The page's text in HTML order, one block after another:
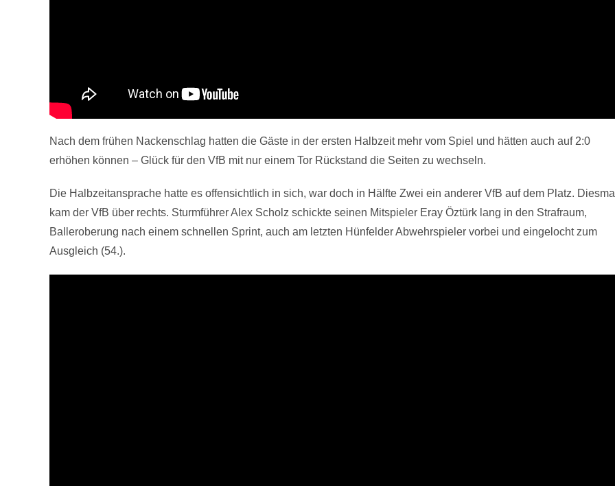
Nach dem frühen Nackenschlag hatten die Gäste in der ersten Halbzeit mehr vom Spiel und hätten auch auf 2:0
erhöhen können – Glück für den VfB mit nur einem Tor Rückstand die Seiten zu wechseln.
Die Halbzeitansprache hatte es offensichtlich in sich, war doch in Hälfte Zwei ein anderer VfB auf dem Platz.
kam der VfB über rechts. Sturmführer Alex Scholz schickte seinen Mitspieler Eray Öztürk lang in den Strafraum,
Balleroberung nach einem schnellen Sprint, auch am letzten Hünfelder Abwehrspieler vorbei und eingelocht zum
Ausgleich (54.).